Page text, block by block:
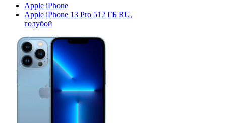
Apple iPhone
Apple iPhone 13 Pro 512 ГБ RU,
голубой